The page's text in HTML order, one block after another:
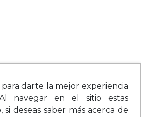
para darte la mejor experiencia
navegar en el sitio estas
deseas saber más acerca de